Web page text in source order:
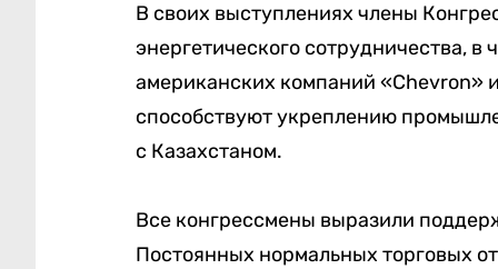
В своих выступлениях члены
энергетического сотрудничества,
американских компаний «Chevron»
способствуют укреплению
с Казахстаном.
Все конгрессмены выразили
Постоянных нормальных торговых